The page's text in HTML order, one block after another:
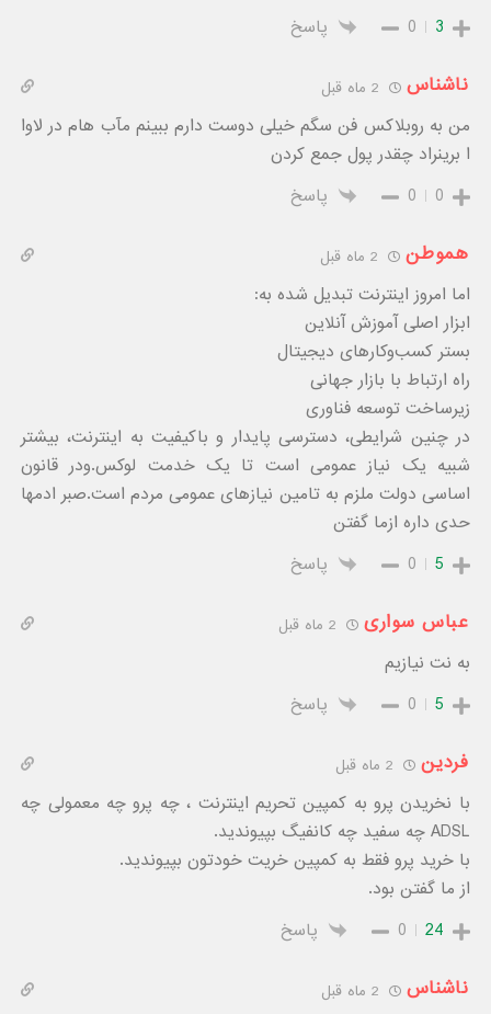
3
0 پاسخ
ناشناس
من به روبلاکس فن سگم خیلی دوست دارم ببینم مآب هام در لاوا
ا برینراد چقدر پول جمع کردن
0
0 پاسخ
هموطن
اما امروز اینترنت تبدیل شده به:
ابزار اصلی آموزش آنلاین
بستر کسب‌وکارهای دیجیتال
راه ارتباط با بازار جهانی
زیرساخت توسعه فناوری
در چنین شرایطی، دسترسی پایدار و باکیفیت به اینترنت، بیشتر
شبیه یک نیاز عمومی است تا یک خدمت لوکس.ودر قانون
اساسی دولت ملزم به تامین نیازهای عمومی مردم است.صبر ادمها
حدی داره ازما گفتن
5
0 پاسخ
عباس سواری
به نت نیازیم
5
0 پاسخ
فردین
با نخریدن پرو به کمپین تحریم اینترنت ، چه پرو چه معمولی چه
ADSL چه سفید چه کانفیگ بپیوندید.
با خرید پرو فقط به کمپین خریت خودتون بپیوندید.
از ما گفتن بود.
24
0 پاسخ
ناشناس